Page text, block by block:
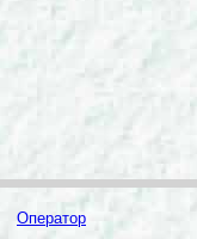
Оператор